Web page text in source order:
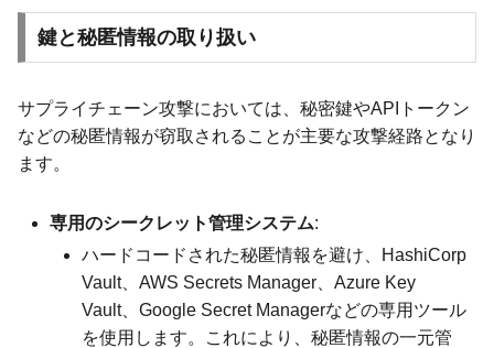
鍵と秘匿情報の取り扱い
サプライチェーン攻撃においては、秘密鍵やAPIトークン
などの秘匿情報が窃取されることが主要な攻撃経路となり
ます。
専用のシークレット管理システム:
ハードコードされた秘匿情報を避け、HashiCorp
Vault、AWS Secrets Manager、Azure Key
Vault、Google Secret Managerなどの専用ツール
を使用します。これにより、秘匿情報の一元管